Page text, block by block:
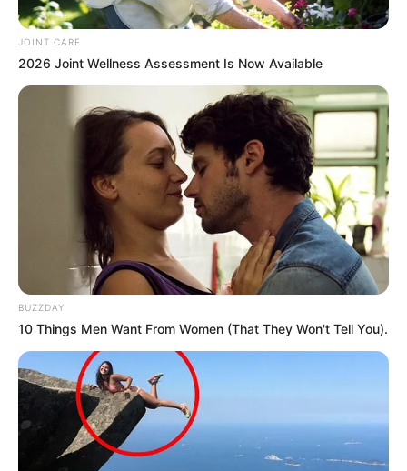
JOINT CARE
2026 Joint Wellness Assessment Is Now Available
BUZZDAY
10 Things Men Want From Women (That They Won't Tell You).